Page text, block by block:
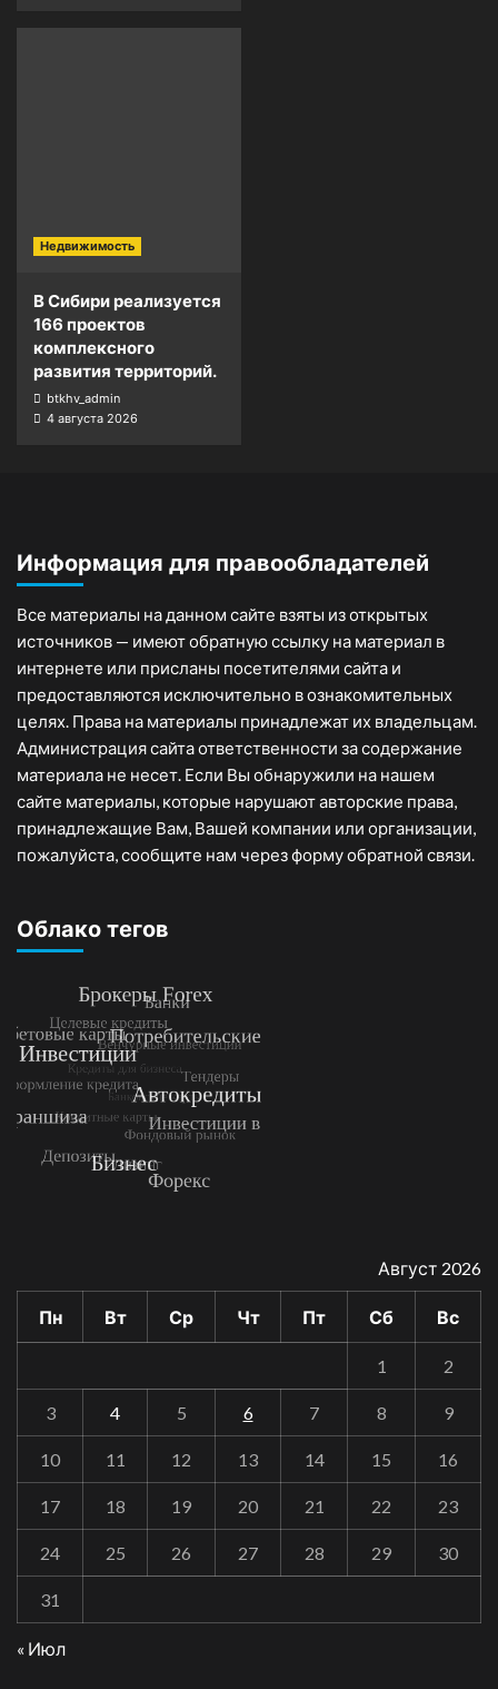
Недвижимость
В Сибири реализуется
166 проектов
комплексного
развития территорий.
btkhv_admin
4 августа 2026
Информация для правообладателей
Все материалы на данном сайте взяты из открытых
источников — имеют обратную ссылку на материал в
интернете или присланы посетителями сайта и
предоставляются исключительно в ознакомительных
целях. Права на материалы принадлежат их владельцам.
Администрация сайта ответственности за содержание
материала не несет. Если Вы обнаружили на нашем
сайте материалы, которые нарушают авторские права,
принадлежащие Вам, Вашей компании или организации,
пожалуйста, сообщите нам через форму обратной связи.
Облако тегов
Август 2026
Пн Вт Ср Чт Пт Сб Вс
1 2
3 4 5 6 7 8 9
10 11 12 13 14 15 16
17 18 19 20 21 22 23
24 25 26 27 28 29 30
31
« Июл